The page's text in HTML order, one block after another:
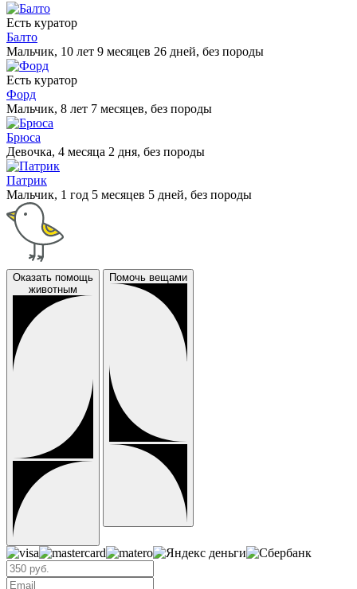
Есть куратор
Балто
Мальчик, 10 лет 9 месяцев 26 дней, без породы
Есть куратор
Форд
Мальчик, 8 лет 7 месяцев, без породы
Брюса
Девочка, 4 месяца 2 дня, без породы
Патрик
Мальчик, 1 год 5 месяцев 5 дней, без породы
Оказать помощь
животным
Помочь вещами